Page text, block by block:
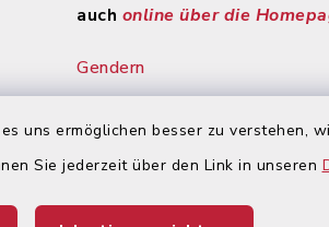
uns ermöglichen besser zu verstehen,
Sie jederzeit über den Link in unseren
auch online über die
Gendern
Gendern auf unserer
Auf den Seiten des
Auftritts der Stadt
Lesbarkeit nicht